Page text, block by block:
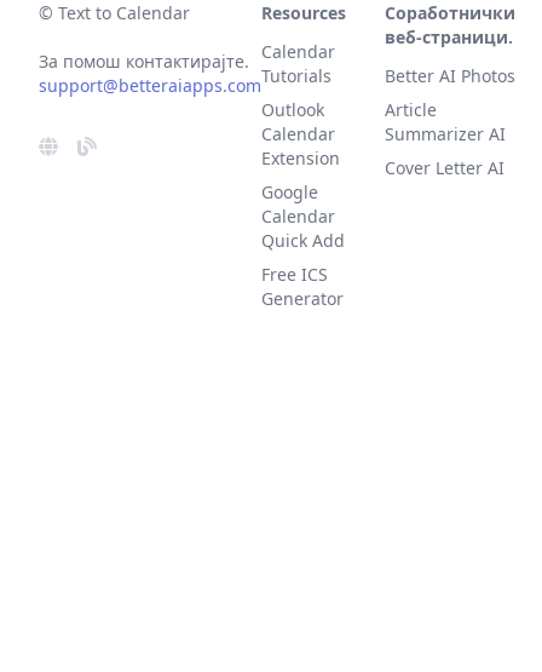
© Text to Calendar
За помош контактирајте.
support@betteraiapps.com
Resources
Calendar
Tutorials
Outlook
Calendar
Extension
Google
Calendar
Quick Add
Free ICS
Generator
Соработнички
веб-страници.
Better AI Photos
Article
Summarizer AI
Cover Letter AI